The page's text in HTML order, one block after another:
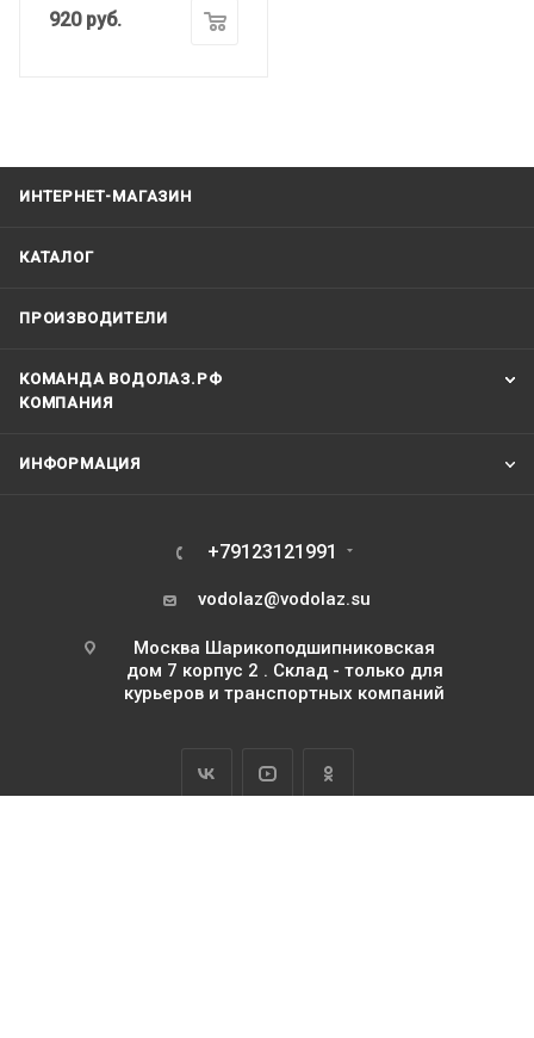
920руб.
ИНТЕРНЕТ-МАГАЗИН
КАТАЛОГ
ПРОИЗВОДИТЕЛИ
КОМАНДА ВОДОЛАЗ.РФ
КОМПАНИЯ
ИНФОРМАЦИЯ
+79123121991
vodolaz@vodolaz.su
Москва Шарикоподшипниковская
дом 7 корпус 2 . Склад - только для
курьеров и транспортных компаний